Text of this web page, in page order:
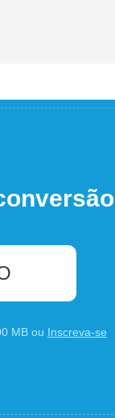
MB ou Inscreva-se